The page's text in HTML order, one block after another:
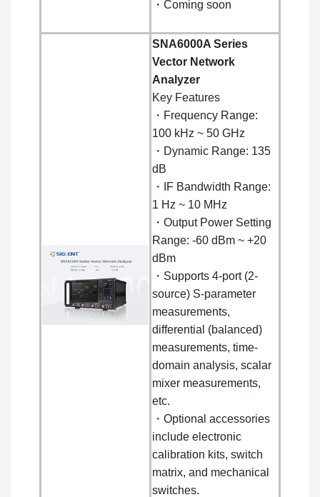
・Coming soon
SNA6000A Series
Vector Network
Analyzer
Key Features
・Frequency Range:
100 kHz ~ 50 GHz
・Dynamic Range: 135
dB
・IF Bandwidth Range:
1 Hz ~ 10 MHz
・Output Power Setting
Range: -60 dBm ~ +20
dBm
・Supports 4-port (2-
source) S-parameter
measurements,
differential (balanced)
measurements, time-
domain analysis, scalar
mixer measurements,
etc.
・Optional accessories
include electronic
calibration kits, switch
matrix, and mechanical
switches.